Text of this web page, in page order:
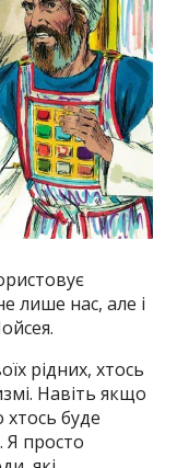
лише нас, але і
рідних, хтось
Навіть якщо
хтось буде
Я просто